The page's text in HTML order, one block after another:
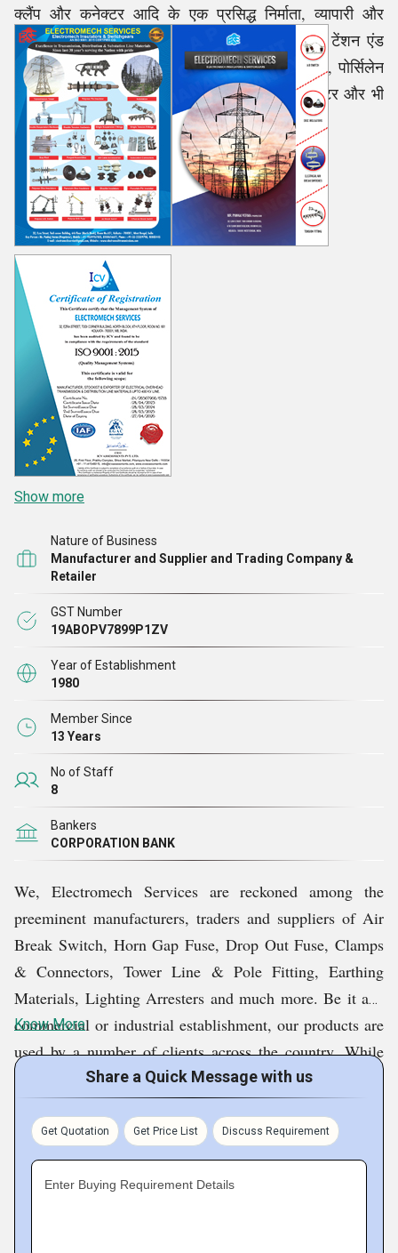
क्लैंप और कनेक्टर आदि के एक प्रसिद्ध निर्माता, व्यापारी और
आपूर्तिकर्ता के रूप में जाने जाते हैं, इसके अलावा, हम टेंशन एंड
सस्पेंशन हार्डवेयर फिटिंग, टॉवर लाइन और पोल फिटिंग, पोर्सिलेन
और पॉलिमर इंसुलेटर, अर्थिंग मैटेरियल्स, लाइटिंग अरेस्टर और भी
बहुत कुछ प्रदान करते हैं।
Show more
Nature of Business
Manufacturer and Supplier and Trading Company &
Retailer
GST Number
19ABOPV7899P1ZV
Year of Establishment
1980
Member Since
13 Years
No of Staff
8
Bankers
CORPORATION BANK
We, Electromech Services are reckoned among the
preeminent manufacturers, traders and suppliers of Air
Break Switch, Horn Gap Fuse, Drop Out Fuse, Clamps
& Connectors, Tower Line & Pole Fitting, Earthing
Materials, Lighting Arresters and much more. Be it any
commercial or industrial establishment, our products are
used by a number of clients across the country. While
manufacturing our products, we use fine quality raw
materials procured from the leading vendors of the
country. Since our inception in the year 1980, best
technologies and the latest production methods are being
used by us in order to provide the world-class products to
Know More
Share a Quick Message with us
Get Quotation Get Price List Discuss Requirement
Enter Buying Requirement Details